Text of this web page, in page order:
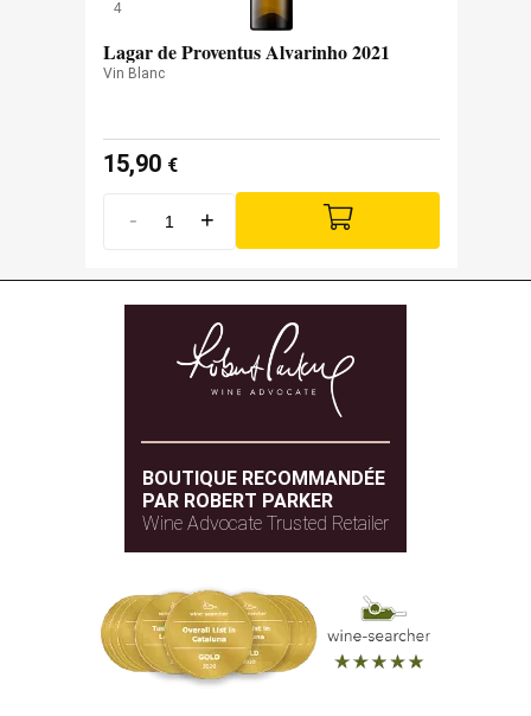
4
Lagar de Proventus Alvarinho 2021
Vin Blanc
15,90 €
- +
BOUTIQUE RECOMMANDÉE
PAR ROBERT PARKER
Wine Advocate Trusted Retailer